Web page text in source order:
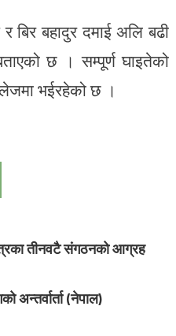
बिर बहादुर दमाई अलि बढी
छ । सम्पूर्ण घाइतेको
भईरहेको छ ।
तीनवटै संगठनको आग्रह
अन्तर्वार्ता (नेपाल)